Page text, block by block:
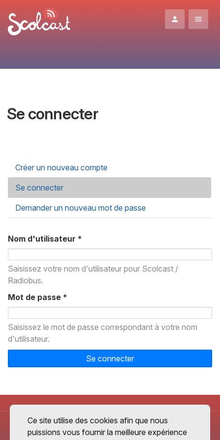
Se connecter
Onglets principaux
Créer un nouveau compte
Se connecter
Demander un nouveau mot de passe
Nom d'utilisateur *
Saisissez votre nom d'utilisateur pour Scolcast /
Radiobus.
Mot de passe *
Saisissez le mot de passe correspondant à votre nom
d'utilisateur.
Se connecter
Ce site utilise des cookies afin que nous
puissions vous fournir la meilleure expérience